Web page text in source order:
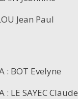
Jean Paul
: BOT Evelyne
LE SAYEC Claude